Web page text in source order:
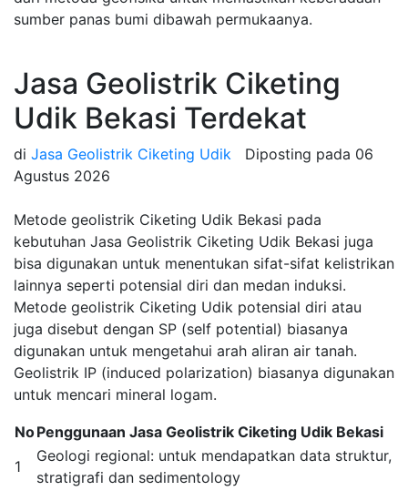
sumber panas bumi dibawah permukaanya.
Jasa Geolistrik Ciketing
Udik Bekasi Terdekat
di Jasa Geolistrik Ciketing Udik Diposting pada 06
Agustus 2026
Metode geolistrik Ciketing Udik Bekasi pada
kebutuhan Jasa Geolistrik Ciketing Udik Bekasi juga
bisa digunakan untuk menentukan sifat-sifat kelistrikan
lainnya seperti potensial diri dan medan induksi.
Metode geolistrik Ciketing Udik potensial diri atau
juga disebut dengan SP (self potential) biasanya
digunakan untuk mengetahui arah aliran air tanah.
Geolistrik IP (induced polarization) biasanya digunakan
untuk mencari mineral logam.
NoPenggunaan Jasa Geolistrik Ciketing Udik Bekasi
1
Geologi regional: untuk mendapatkan data struktur,
stratigrafi dan sedimentology